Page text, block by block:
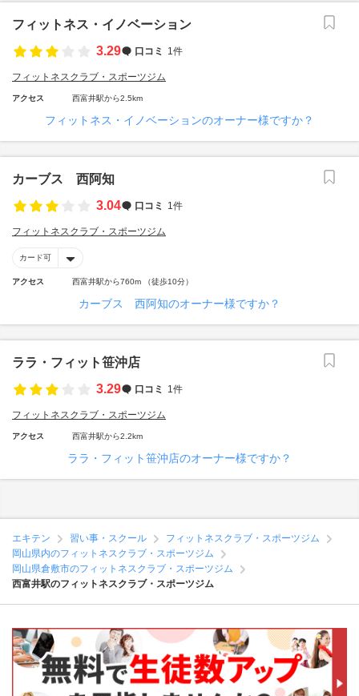
フィットネス・イノベーション
3.29
口コミ 1件
フィットネスクラブ・スポーツジム
アクセス 西富井駅から2.5km
フィットネス・イノベーションのオーナー様ですか？
カーブス 西阿知
3.04
口コミ 1件
フィットネスクラブ・スポーツジム
カード可
アクセス 西富井駅から760m （徒歩10分）
カーブス 西阿知のオーナー様ですか？
ララ・フィット笹沖店
3.29
口コミ 1件
フィットネスクラブ・スポーツジム
アクセス 西富井駅から2.2km
ララ・フィット笹沖店のオーナー様ですか？
エキテン 習い事・スクール
フィットネスクラブ・スポーツジム
岡山県内のフィットネスクラブ・スポーツジム
岡山県倉敷市のフィットネスクラブ・スポーツジム
西富井駅のフィットネスクラブ・スポーツジム